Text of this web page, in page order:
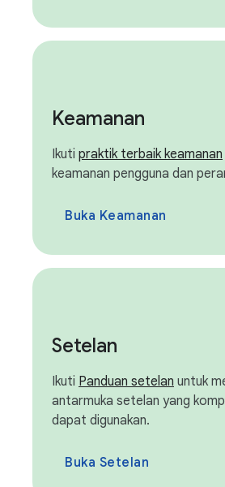
Keamanan
Ikuti praktik terbaik keamanan
keamanan pengguna dan
Buka Keamanan
Setelan
Ikuti Panduan setelan untuk
antarmuka setelan yang
dapat digunakan.
Buka Setelan